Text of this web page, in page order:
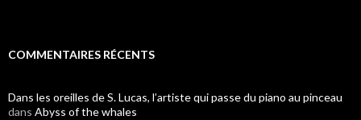
COMMENTAIRES RÉCENTS
Dans les oreilles de S. Lucas, l’artiste qui passe du piano au pinceau
dans Abyss of the whales